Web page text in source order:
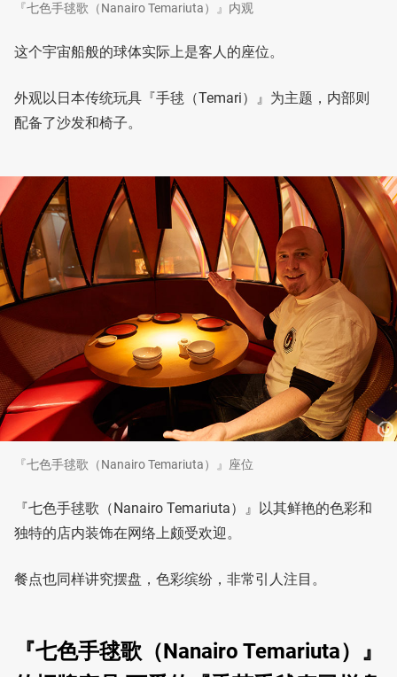
『七色手毬歌（Nanairo Temariuta）』内观
这个宇宙船般的球体实际上是客人的座位。
外观以日本传统玩具『手毬（Temari）』为主题，内部则
配备了沙发和椅子。
『七色手毬歌（Nanairo Temariuta）』座位
『七色手毬歌（Nanairo Temariuta）』以其鲜艳的色彩和
独特的店内装饰在网络上颇受欢迎。
餐点也同样讲究摆盘，色彩缤纷，非常引人注目。
『七色手毬歌（Nanairo Temariuta）』